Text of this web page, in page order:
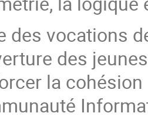
des vocations
des
la